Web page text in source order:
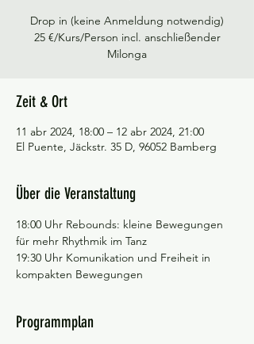
Drop in (keine Anmeldung notwendig)
25 €/Kurs/Person incl. anschließender
Milonga
Zeit & Ort
11 abr 2024, 18:00 – 12 abr 2024, 21:00
El Puente, Jäckstr. 35 D, 96052 Bamberg
Über die Veranstaltung
18:00 Uhr Rebounds: kleine Bewegungen
für mehr Rhythmik im Tanz
19:30 Uhr Komunikation und Freiheit in
kompakten Bewegungen
Programmplan